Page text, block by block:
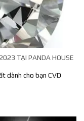
TẠI PANDA HOUSE
dành cho bạn CVD